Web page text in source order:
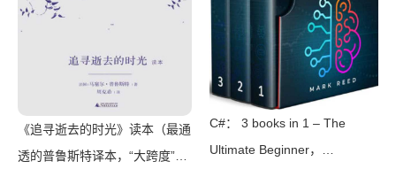
《追寻逝去的时光》读本（最通
透的普鲁斯特译本，“大跨度”节
C#： 3 books in 1 – The
Ultimate Beginner，